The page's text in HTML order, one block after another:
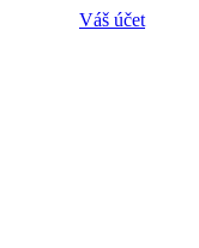
Váš účet